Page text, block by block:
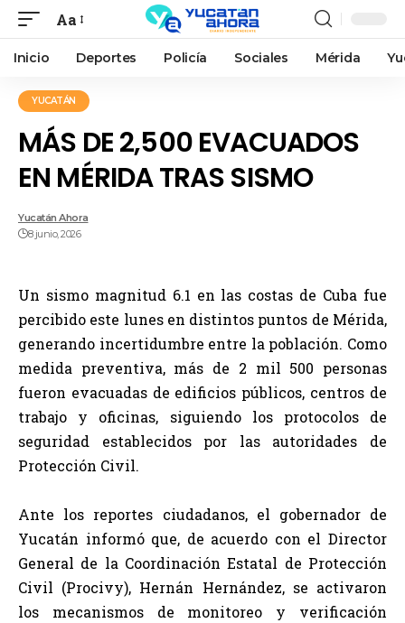
Aa
Inicio Deportes Policía Sociales Mérida
YUCATÁN
MÁS DE 2,500 EVACUADOS
EN MÉRIDA TRAS SISMO
Yucatán Ahora
8 junio, 2026
Un sismo magnitud 6.1 en las costas de Cuba fue
percibido este lunes en distintos puntos de Mérida,
generando incertidumbre entre la población. Como
medida preventiva, más de 2 mil 500 personas
fueron evacuadas de edificios públicos, centros de
trabajo y oficinas, siguiendo los protocolos de
seguridad establecidos por las autoridades de
Protección Civil.
Ante los reportes ciudadanos, el gobernador de
Yucatán informó que, de acuerdo con el Director
General de la Coordinación Estatal de Protección
Civil (Procivy), Hernán Hernández, se activaron
los mecanismos de monitoreo y verificación